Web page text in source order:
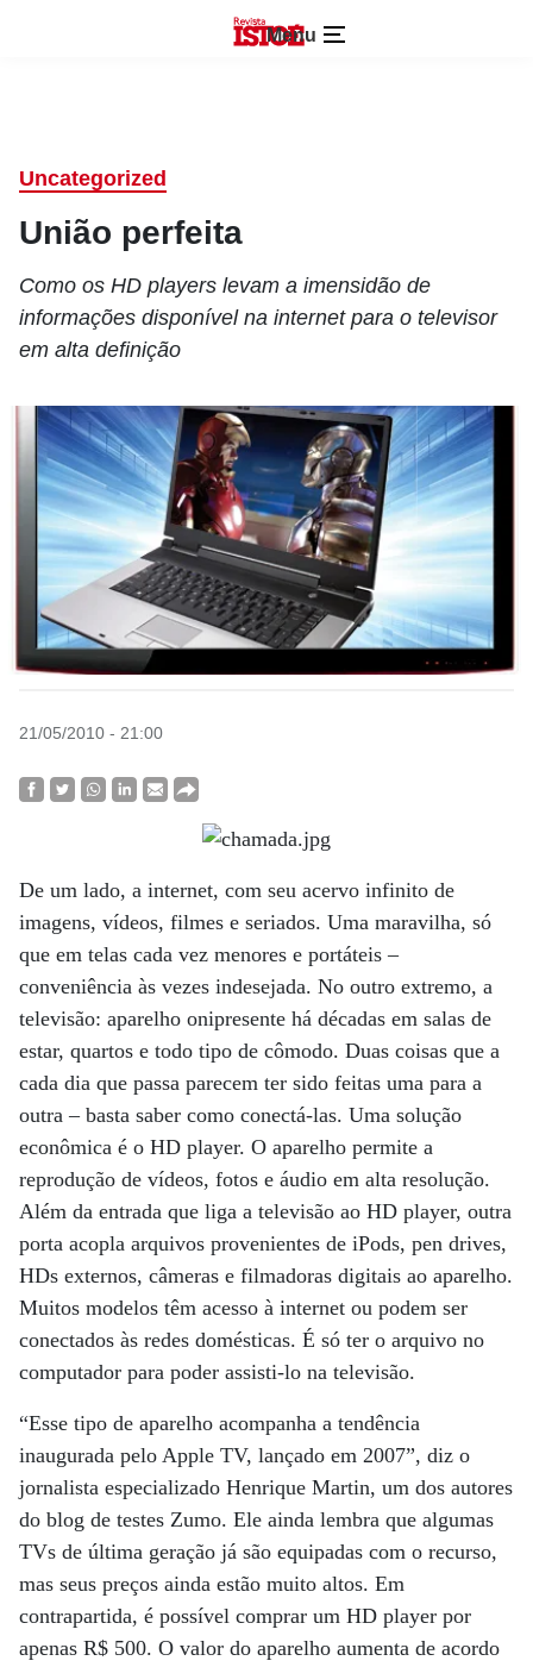
Menu
Uncategorized
União perfeita
Como os HD players levam a imensidão de
informações disponível na internet para o televisor
em alta definição
21/05/2010 - 21:00
De um lado, a internet, com seu acervo infinito de
imagens, vídeos, filmes e seriados. Uma maravilha, só
que em telas cada vez menores e portáteis –
conveniência às vezes indesejada. No outro extremo, a
televisão: aparelho onipresente há décadas em salas de
estar, quartos e todo tipo de cômodo. Duas coisas que a
cada dia que passa parecem ter sido feitas uma para a
outra – basta saber como conectá-las. Uma solução
econômica é o HD player. O aparelho permite a
reprodução de vídeos, fotos e áudio em alta resolução.
Além da entrada que liga a televisão ao HD player, outra
porta acopla arquivos provenientes de iPods, pen drives,
HDs externos, câmeras e filmadoras digitais ao aparelho.
Muitos modelos têm acesso à internet ou podem ser
conectados às redes domésticas. É só ter o arquivo no
computador para poder assisti-lo na televisão.
“Esse tipo de aparelho acompanha a tendência
inaugurada pelo Apple TV, lançado em 2007”, diz o
jornalista especializado Henrique Martin, um dos autores
do blog de testes Zumo. Ele ainda lembra que algumas
TVs de última geração já são equipadas com o recurso,
mas seus preços ainda estão muito altos. Em
contrapartida, é possível comprar um HD player por
apenas R$ 500. O valor do aparelho aumenta de acordo